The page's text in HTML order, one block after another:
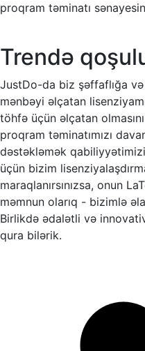
proqram təminatı
Trendə
JustDo-da biz şəffaflığa və
mənbəyi əlçatan
töhfə üçün əlçatan
proqram təminatımızı
dəstəkləmək
üçün bizim
maraqlanırsınızsa, onun
məmnun olarıq - bizimlə
Birlikdə ədalətli və
qura bilərik.